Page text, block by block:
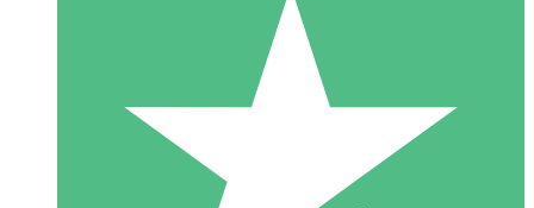
Paquetes de Créditos Individuales
Paga según el uso con créditos de descarga. Sin compromiso